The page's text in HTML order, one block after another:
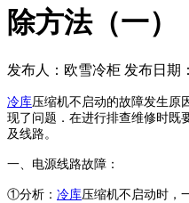
除方法（一）
发布人： 欧雪冷柜 发布日期：
冷库压缩机不启动的故障发生原
现了问题．在进行排查维修时既
及线路。
一、电源线路故障：
①分析： 冷库压缩机不启动时，